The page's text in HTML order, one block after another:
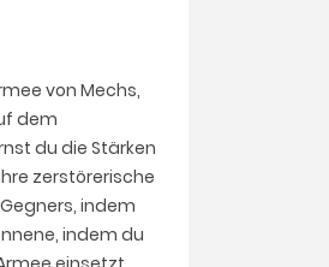
von Mechs,
dem
du die Stärken
zerstörerische
indem
indem du